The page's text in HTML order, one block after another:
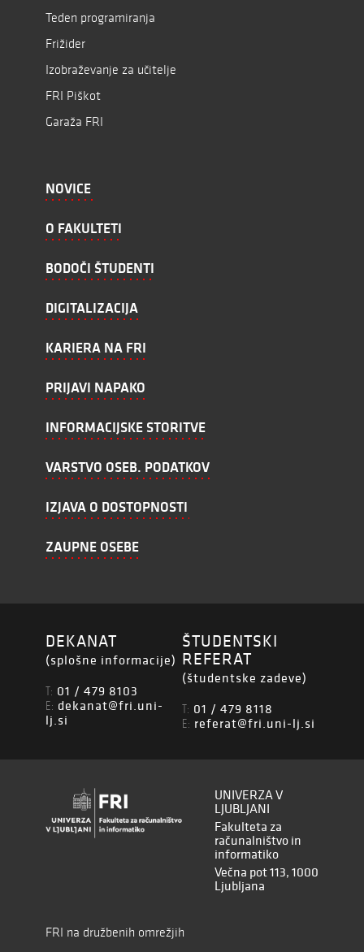
Teden programiranja
Frižider
Izobraževanje za učitelje
FRI Piškot
Garaža FRI
NOVICE
O FAKULTETI
BODOČI ŠTUDENTI
DIGITALIZACIJA
KARIERA NA FRI
PRIJAVI NAPAKO
INFORMACIJSKE STORITVE
VARSTVO OSEB. PODATKOV
IZJAVA O DOSTOPNOSTI
ZAUPNE OSEBE
DEKANAT
(splošne informacije)
T: 01 / 479 8103
E: dekanat@fri.uni-
lj.si
ŠTUDENTSKI
REFERAT
(študentske zadeve)
T: 01 / 479 8118
E: referat@fri.uni-lj.si
UNIVERZA V
LJUBLJANI
Fakulteta za
računalništvo in
informatiko
Večna pot 113, 1000
Ljubljana
FRI na družbenih omrežjih